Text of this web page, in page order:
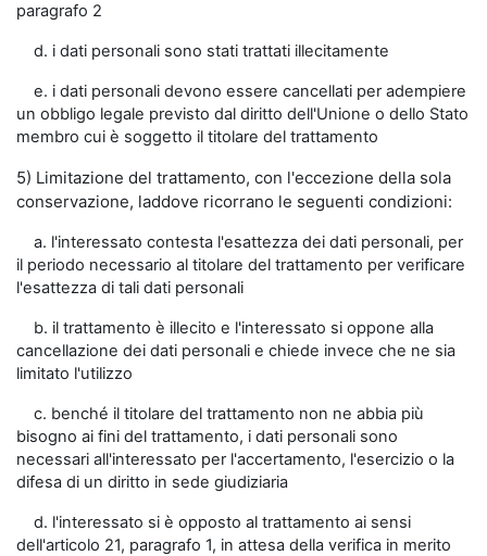
paragrafo 2
d. i dati personali sono stati trattati illecitamente
e. i dati personali devono essere cancellati per adempiere
un obbligo legale previsto dal diritto dell'Unione o dello Stato
membro cui è soggetto il titolare del trattamento
5) Limitazione del trattamento, con l'eccezione della sola
conservazione, laddove ricorrano le seguenti condizioni:
a. l'interessato contesta l'esattezza dei dati personali, per
il periodo necessario al titolare del trattamento per verificare
l'esattezza di tali dati personali
b. il trattamento è illecito e l'interessato si oppone alla
cancellazione dei dati personali e chiede invece che ne sia
limitato l'utilizzo
c. benché il titolare del trattamento non ne abbia più
bisogno ai fini del trattamento, i dati personali sono
necessari all'interessato per l'accertamento, l'esercizio o la
difesa di un diritto in sede giudiziaria
d. l'interessato si è opposto al trattamento ai sensi
dell'articolo 21, paragrafo 1, in attesa della verifica in merito